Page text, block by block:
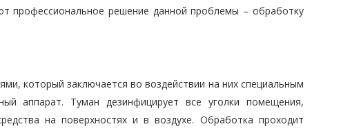
профессиональное решение данной проблемы – обработку
который заключается во воздействии на них специальным
аппарат. Туман дезинфицирует все уголки помещения,
на поверхностях и в воздухе. Обработка проходит